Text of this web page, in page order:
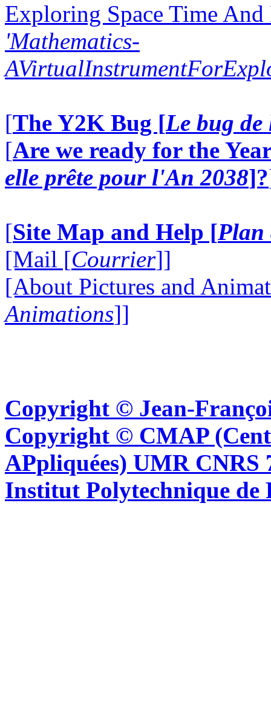
Exploring Space Time
'Mathematics-
[The Y2K Bug [Le bug
[Are we ready for the
elle prête pour l'An 2038]?
[Site Map and Help [Plan
[Mail [Courrier]]
[About Pictures and
Animations]]
Copyright © Jean-
Copyright © CMAP
APpliquées) UMR CNRS
Institut Polytechnique de